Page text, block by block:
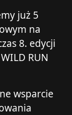
już 5
na
8. edycji
RUN
wsparcie